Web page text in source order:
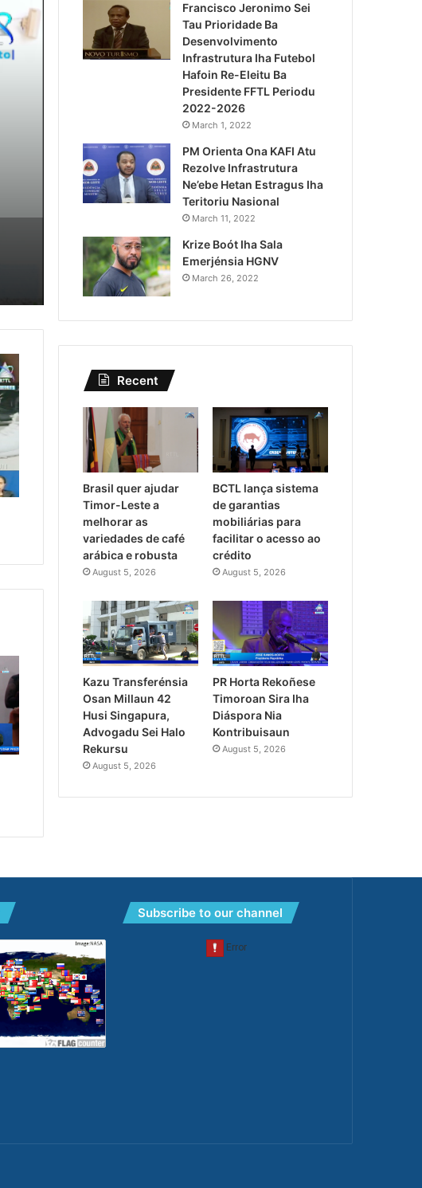
Lei Siberseguransa Ajuda
Kaptura Autór Kriminozu
Estranjeiru
Francisco Jeronimo Sei
Tau Prioridade Ba
Desenvolvimento
Infrastrutura Iha Futebol
Hafoin Re-Eleitu Ba
Presidente FFTL Periodu
2022-2026
March 1, 2022
PM Orienta Ona KAFI Atu
Rezolve Infrastrutura
Ne’ebe Hetan Estragus Iha
Teritoriu Nasional
March 11, 2022
Krize Boót Iha Sala
Emerjénsia HGNV
March 26, 2022
Recent
Brasil quer ajudar
Timor-Leste a
melhorar as
variedades de café
arábica e robusta
August 5, 2026
BCTL lança sistema
de garantias
mobiliárias para
facilitar o acesso ao
crédito
August 5, 2026
Kazu Transferénsia
Osan Millaun 42
Husi Singapura,
Advogadu Sei Halo
Rekursu
August 5, 2026
PR Horta Rekoñese
Timoroan Sira Iha
Diáspora Nia
Kontribuisaun
August 5, 2026
Subscribe to our channel